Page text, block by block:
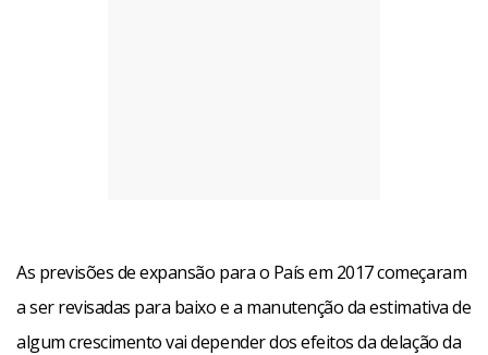
As previsões de expansão para o País em 2017 começaram
a ser revisadas para baixo e a manutenção da estimativa de
algum crescimento vai depender dos efeitos da delação da